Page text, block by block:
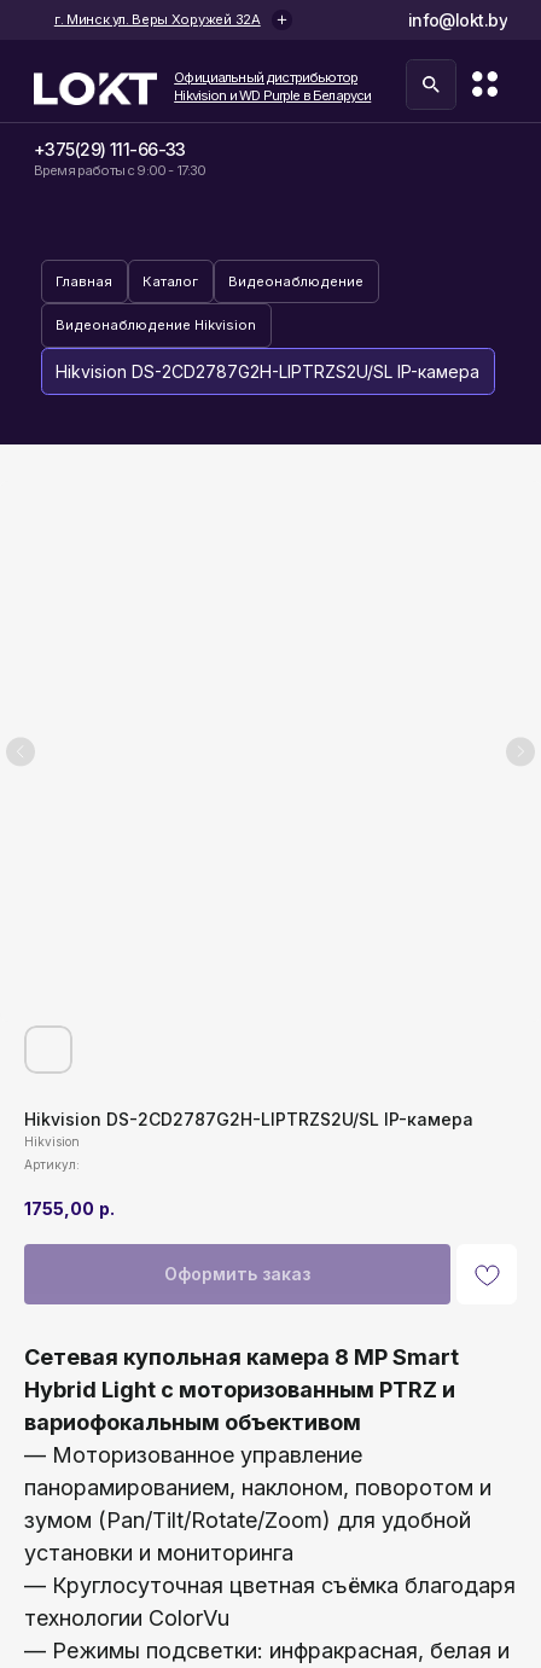
Hikvision DS-2CD2787G2H-LIPTRZS2U/SL IP-камера
+375(29) 111-66-33
г. Минск ул. Веры Хоружей 32А
Время работы с 9:00 - 17:30
Hikvision DS-2CD2787G2H-LIPTRZS2U/SL IP-камера
Hikvision
Артикул:
1755,00 р.
Оформить заказ
Сетевая купольная камера 8 MP Smart
Hybrid Light с моторизованным PTRZ и
вариофокальным объективом
— Моторизованное управление
панорамированием, наклоном, поворотом и
зумом (Pan/Tilt/Rotate/Zoom) для удобной
установки и мониторинга
— Круглосуточная цветная съёмка благодаря
технологии ColorVu
— Режимы подсветки: инфракрасная, белая и